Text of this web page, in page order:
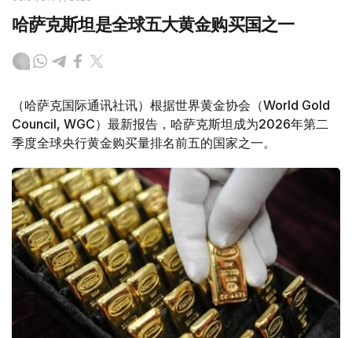
哈萨克斯坦是全球五大黄金购买国之一
（哈萨克国际通讯社讯）根据世界黄金协会（World Gold
Council, WGC）最新报告，哈萨克斯坦成为2026年第二
季度全球央行黄金购买量排名前五的国家之一。